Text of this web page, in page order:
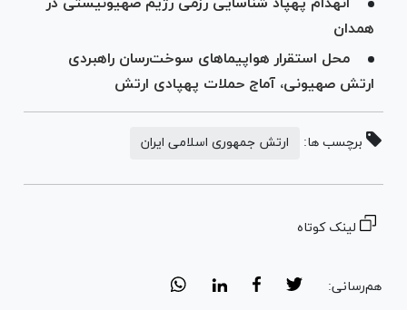
همدان
محل استقرار هواپیما‌های سوخت‌رسان راهبردی
ارتش صهیونی، آماج حملات پهپادی ارتش
برچسب ها: ارتش جمهوری اسلامی ایران
لینک کوتاه
هم‌رسانی: